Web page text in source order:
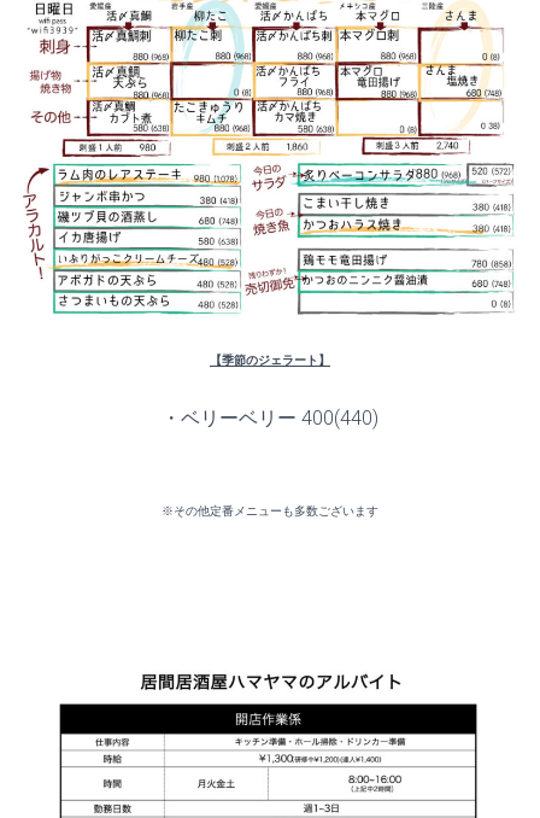
【季節のジェラート】
・ベリーベリー 400(440)
※その他定番メニューも多数ございます